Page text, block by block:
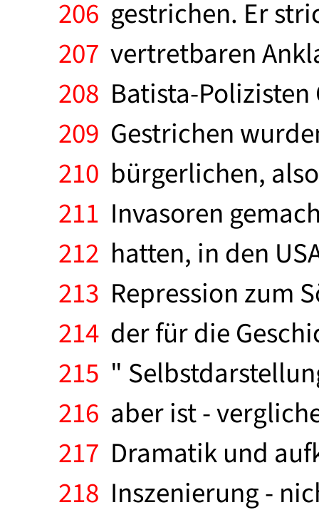
206 gestrichen. Er
207 vertretbaren
208 Batista-
209 Gestrichen
210 bürgerlichen,
211 Invasoren
212 hatten, in den
213 Repression zum
214 der für die
215 "
216 aber ist -
217 Dramatik und
218 Inszenierung -